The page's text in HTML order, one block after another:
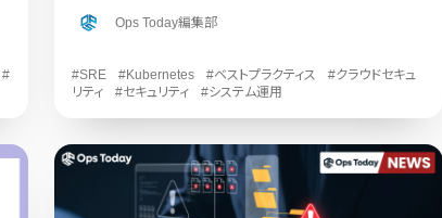
#
Ops Today編集部
#SRE #Kubernetes #ベストプラクティス
#クラウドセキュ
リティ
#セキュリティ #システム運用